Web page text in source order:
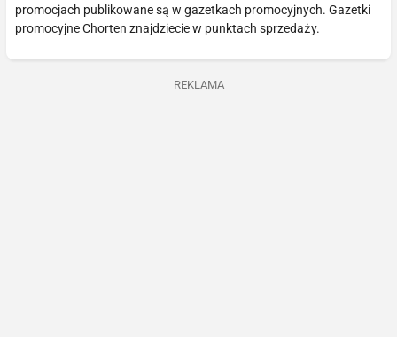
promocjach publikowane są w gazetkach promocyjnych. Gazetki
promocyjne Chorten znajdziecie w punktach sprzedaży.
REKLAMA